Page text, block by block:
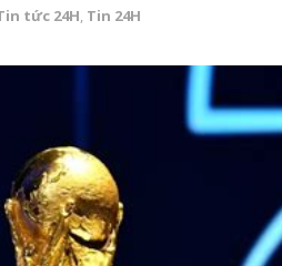
tức 24H, Tin 24H